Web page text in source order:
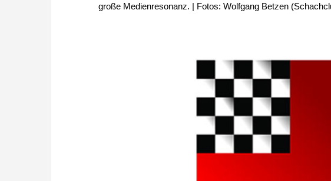
große Medienresonanz. | Fotos: Wolfgang Betzen